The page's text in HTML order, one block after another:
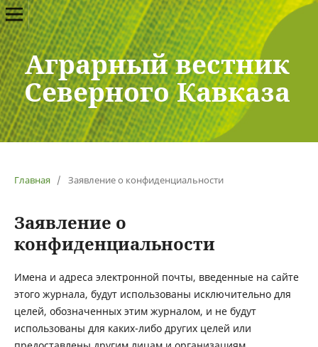
Аграрный вестник
Северного Кавказа
Главная / Заявление о конфиденциальности
Заявление о
конфиденциальности
Имена и адреса электронной почты, введенные на сайте
этого журнала, будут использованы исключительно для
целей, обозначенных этим журналом, и не будут
использованы для каких-либо других целей или